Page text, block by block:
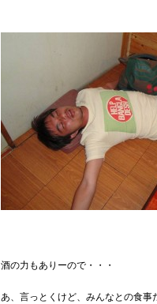
酒の力もありーので・・・
あ、言っとくけど、みんなとの食事